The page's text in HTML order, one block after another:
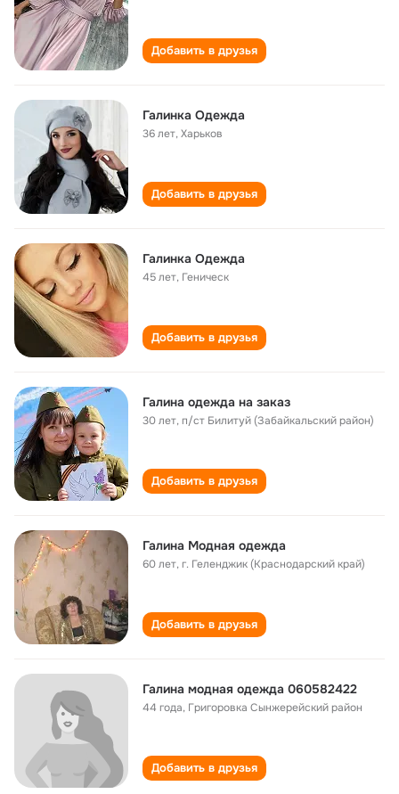
Добавить в друзья
Галинка Одежда
36 лет,Харьков
Добавить в друзья
Галинка Одежда
45 лет, Геническ
Добавить в друзья
Галина одежда на заказ
30 лет,п/ст Билитуй (Забайкальский район)
Добавить в друзья
Галина Модная одежда
60 лет,г. Геленджик (Краснодарский край)
Добавить в друзья
Галина модная одежда 060582422
44 года, Григоровка Сынжерейский район
Добавить в друзья